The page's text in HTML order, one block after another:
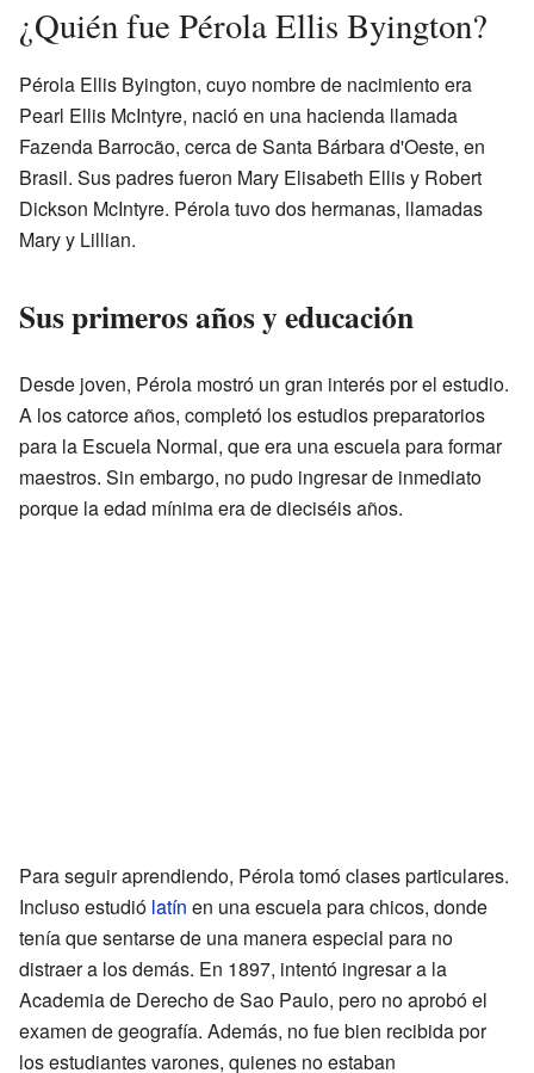
¿Quién fue Pérola Ellis Byington?
Pérola Ellis Byington, cuyo nombre de nacimiento era
Pearl Ellis McIntyre, nació en una hacienda llamada
Fazenda Barrocão, cerca de Santa Bárbara d'Oeste, en
Brasil. Sus padres fueron Mary Elisabeth Ellis y Robert
Dickson McIntyre. Pérola tuvo dos hermanas, llamadas
Mary y Lillian.
Sus primeros años y educación
Desde joven, Pérola mostró un gran interés por el estudio.
A los catorce años, completó los estudios preparatorios
para la Escuela Normal, que era una escuela para formar
maestros. Sin embargo, no pudo ingresar de inmediato
porque la edad mínima era de dieciséis años.
Para seguir aprendiendo, Pérola tomó clases particulares.
Incluso estudió latín en una escuela para chicos, donde
tenía que sentarse de una manera especial para no
distraer a los demás. En 1897, intentó ingresar a la
Academia de Derecho de Sao Paulo, pero no aprobó el
examen de geografía. Además, no fue bien recibida por
los estudiantes varones, quienes no estaban